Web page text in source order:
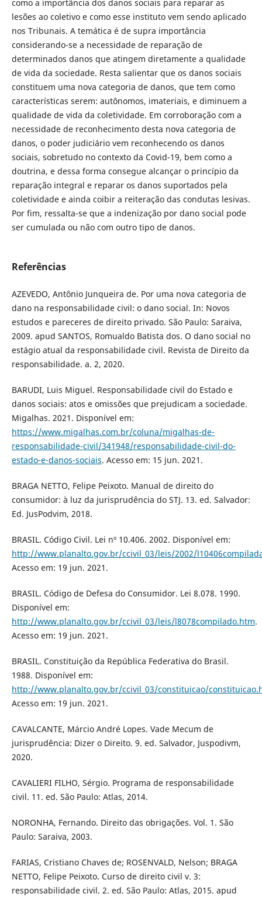
como a importância dos danos sociais para reparar as
lesões ao coletivo e como esse instituto vem sendo aplicado
nos Tribunais. A temática é de supra importância
considerando-se a necessidade de reparação de
determinados danos que atingem diretamente a qualidade
de vida da sociedade. Resta salientar que os danos sociais
constituem uma nova categoria de danos, que tem como
características serem: autônomos, imateriais, e diminuem a
qualidade de vida da coletividade. Em corroboração com a
necessidade de reconhecimento desta nova categoria de
danos, o poder judiciário vem reconhecendo os danos
sociais, sobretudo no contexto da Covid-19, bem como a
doutrina, e dessa forma consegue alcançar o princípio da
reparação integral e reparar os danos suportados pela
coletividade e ainda coibir a reiteração das condutas lesivas.
Por fim, ressalta-se que a indenização por dano social pode
ser cumulada ou não com outro tipo de danos.
Referências
AZEVEDO, Antônio Junqueira de. Por uma nova categoria de
dano na responsabilidade civil: o dano social. In: Novos
estudos e pareceres de direito privado. São Paulo: Saraiva,
2009. apud SANTOS, Romualdo Batista dos. O dano social no
estágio atual da responsabilidade civil. Revista de Direito da
responsabilidade. a. 2, 2020.
BARUDI, Luis Miguel. Responsabilidade civil do Estado e
danos sociais: atos e omissões que prejudicam a sociedade.
Migalhas. 2021. Disponível em:
https://www.migalhas.com.br/coluna/migalhas-de-
responsabilidade-civil/341948/responsabilidade-civil-do-
estado-e-danos-sociais. Acesso em: 15 jun. 2021.
BRAGA NETTO, Felipe Peixoto. Manual de direito do
consumidor: à luz da jurisprudência do STJ. 13. ed. Salvador:
Ed. JusPodvim, 2018.
BRASIL. Código Civil. Lei nº 10.406. 2002. Disponível em:
http://www.planalto.gov.br/ccivil_03/leis/2002/
Acesso em: 19 jun. 2021.
BRASIL. Código de Defesa do Consumidor. Lei 8.078. 1990.
Disponível em:
http://www.planalto.gov.br/ccivil_03/leis/l8078compilado.htm.
Acesso em: 19 jun. 2021.
BRASIL. Constituição da República Federativa do Brasil.
1988. Disponível em:
http://www.planalto.gov.br/ccivil_03/constituicao/
Acesso em: 19 jun. 2021.
CAVALCANTE, Márcio André Lopes. Vade Mecum de
jurisprudência: Dizer o Direito. 9. ed. Salvador, Juspodivm,
2020.
CAVALIERI FILHO, Sérgio. Programa de responsabilidade
civil. 11. ed. São Paulo: Atlas, 2014.
NORONHA, Fernando. Direito das obrigações. Vol. 1. São
Paulo: Saraiva, 2003.
FARIAS, Cristiano Chaves de; ROSENVALD, Nelson; BRAGA
NETTO, Felipe Peixoto. Curso de direito civil v. 3:
responsabilidade civil. 2. ed. São Paulo: Atlas, 2015. apud